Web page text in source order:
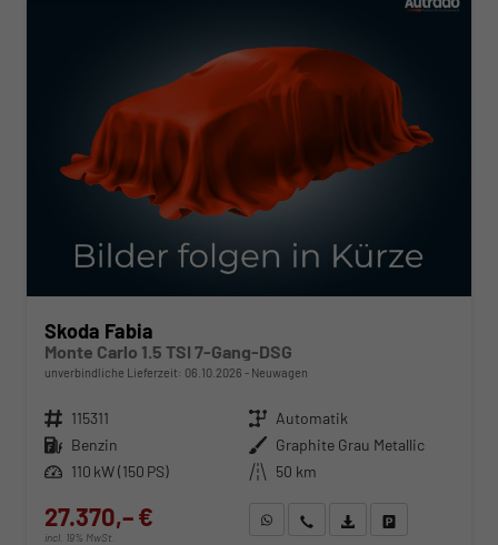
Skoda Fabia
Monte Carlo 1.5 TSI 7-Gang-DSG
unverbindliche Lieferzeit: 06.10.2026 Neuwagen
Fahrzeugnr. 115311 Getriebe Automatik
Kraftstoff Benzin Außenfarbe Graphite Grau Metallic
Leistung 110 kW (150 PS) Kilometerstand 50 km
27.370,– €
incl. 19% MwSt.
WhatsApp anfragen
Wir rufen Sie anFahrzeugexposé (PDF)